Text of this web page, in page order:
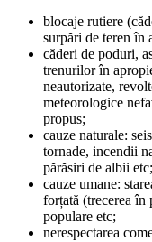
blocaje rutiere
surpări de teren în
căderi de poduri,
trenurilor în
neautorizate,
meteorologice
propus;
cauze naturale:
tornade, incendii
părăsiri de albii etc;
cauze umane:
forțată (trecerea
populare etc;
nerespectarea